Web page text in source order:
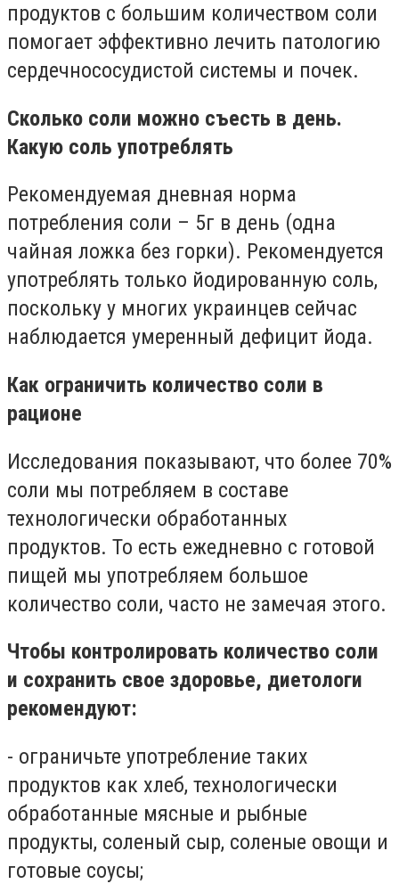
продуктов с большим количеством соли
помогает эффективно лечить патологию
сердечнососудистой системы и почек.
Сколько соли можно съесть в день.
Какую соль употреблять
Рекомендуемая дневная норма
потребления соли – 5г в день (одна
чайная ложка без горки). Рекомендуется
употреблять только йодированную соль,
поскольку у многих украинцев сейчас
наблюдается умеренный дефицит йода.
Как ограничить количество соли в
рационе
Исследования показывают, что более 70%
соли мы потребляем в составе
технологически обработанных
продуктов. То есть ежедневно с готовой
пищей мы употребляем большое
количество соли, часто не замечая этого.
Чтобы контролировать количество соли
и сохранить свое здоровье, диетологи
рекомендуют:
- ограничьте употребление таких
продуктов как хлеб, технологически
обработанные мясные и рыбные
продукты, соленый сыр, соленые овощи и
готовые соусы;